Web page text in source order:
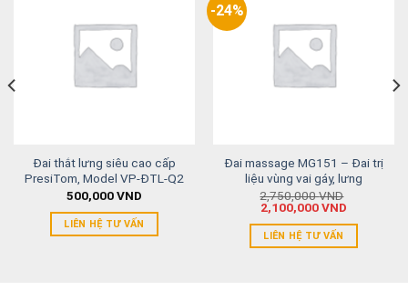
Đai thắt lưng siêu cao cấp
PresiTom, Model VP-ĐTL-Q2
500,000VND
LIÊN HỆ TƯ VẤN
-24%
Đai massage MG151 – Đai trị
liệu vùng vai gáy, lưng
2,750,000VND
2,100,000VND
LIÊN HỆ TƯ VẤN